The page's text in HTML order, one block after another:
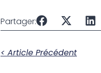
Partager:
< Article Précédent